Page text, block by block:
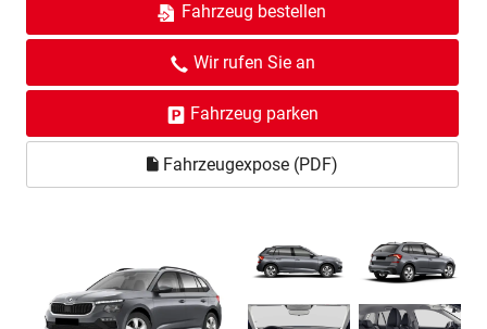
Fahrzeug bestellen
Wir rufen Sie an
Fahrzeug parken
Fahrzeugexpose (PDF)